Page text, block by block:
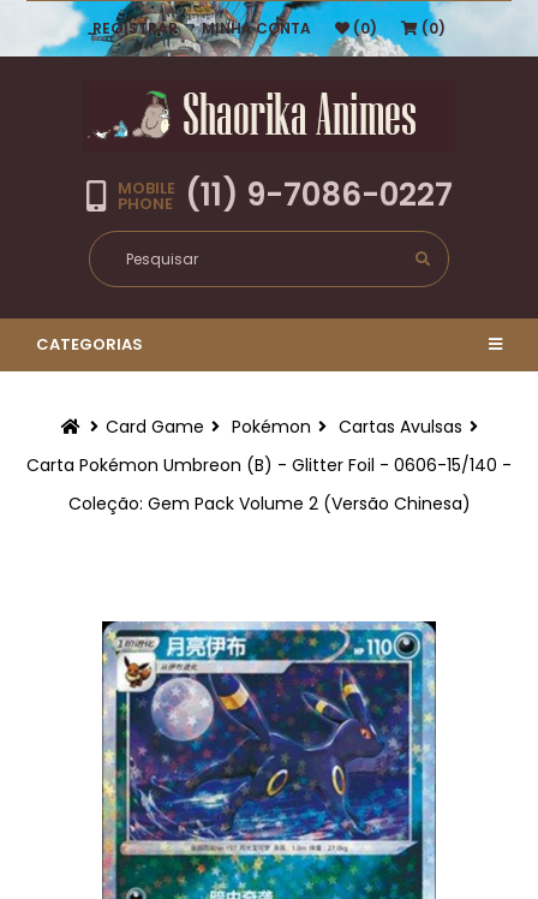
REGISTRAR MINHA CONTA (0) (0)
MOBILE
PHONE (11) 9-7086-0227
CATEGORIAS
Card Game Pokémon
Cartas Avulsas
Carta Pokémon Umbreon (B) - Glitter Foil - 0606-15/140 -
Coleção: Gem Pack Volume 2 (Versão Chinesa)